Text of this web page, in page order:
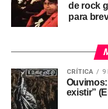
de rock
para
CRÍTICA 9
existir”